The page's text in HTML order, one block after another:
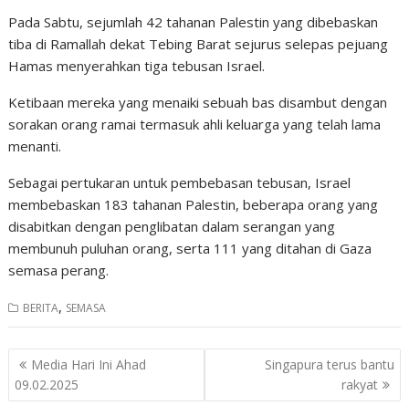
Pada Sabtu, sejumlah 42 tahanan Palestin yang dibebaskan
tiba di Ramallah dekat Tebing Barat sejurus selepas pejuang
Hamas menyerahkan tiga tebusan Israel.
Ketibaan mereka yang menaiki sebuah bas disambut dengan
sorakan orang ramai termasuk ahli keluarga yang telah lama
menanti.
Sebagai pertukaran untuk pembebasan tebusan, Israel
membebaskan 183 tahanan Palestin, beberapa orang yang
disabitkan dengan penglibatan dalam serangan yang
membunuh puluhan orang, serta 111 yang ditahan di Gaza
semasa perang.
BERITA, SEMASA
Post
navigation
Media Hari Ini Ahad
09.02.2025
Singapura terus bantu
rakyat